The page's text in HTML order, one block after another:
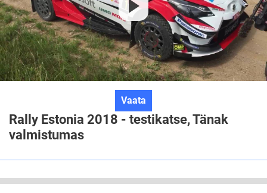
Vaata
Estonia
testikatse,
valmistumas
Rally Estonia 2018 - testikatse, Tänak
valmistumas